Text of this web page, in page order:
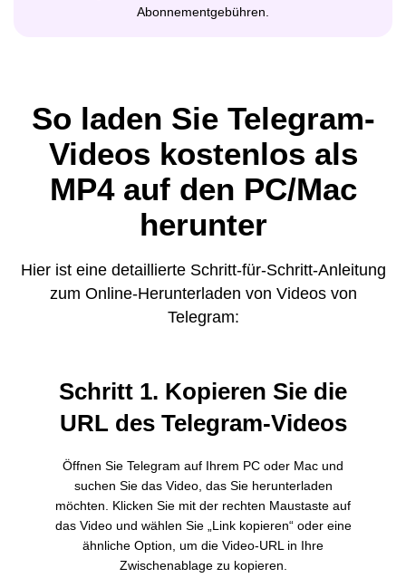
Abonnementgebühren.
So laden Sie Telegram-
Videos kostenlos als
MP4 auf den PC/Mac
herunter
Hier ist eine detaillierte Schritt-für-Schritt-Anleitung
zum Online-Herunterladen von Videos von
Telegram:
Schritt 1. Kopieren Sie die
URL des Telegram-Videos
Öffnen Sie Telegram auf Ihrem PC oder Mac und
suchen Sie das Video, das Sie herunterladen
möchten. Klicken Sie mit der rechten Maustaste auf
das Video und wählen Sie „Link kopieren“ oder eine
ähnliche Option, um die Video-URL in Ihre
Zwischenablage zu kopieren.